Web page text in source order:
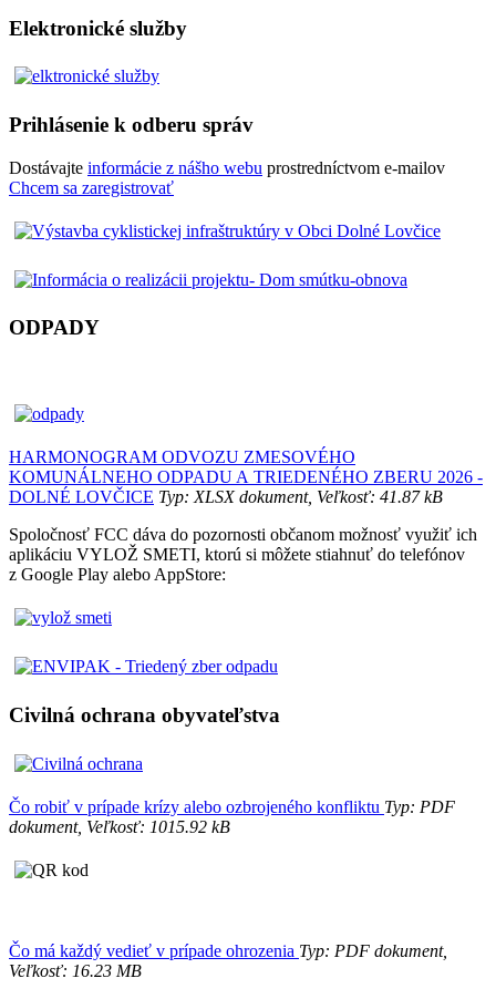
Elektronické služby
Prihlásenie k odberu správ
Dostávajte informácie z nášho webu prostredníctvom e-mailov
Chcem sa zaregistrovať
ODPADY
HARMONOGRAM ODVOZU ZMESOVÉHO
KOMUNÁLNEHO ODPADU A TRIEDENÉHO ZBERU 2026 -
DOLNÉ LOVČICE Typ: XLSX dokument, Veľkosť: 41.87 kB
Spoločnosť FCC dáva do pozornosti občanom možnosť využiť ich
aplikáciu VYLOŽ SMETI, ktorú si môžete stiahnuť do telefónov
z Google Play alebo AppStore:
Civilná ochrana obyvateľstva
Čo robiť v prípade krízy alebo ozbrojeného konfliktu Typ: PDF
dokument, Veľkosť: 1015.92 kB
Čo má každý vedieť v prípade ohrozenia Typ: PDF dokument,
Veľkosť: 16.23 MB